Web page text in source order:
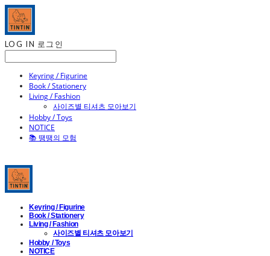
LOG IN 로그인
Keyring / Figurine
Book / Stationery
Living / Fashion
사이즈별 티셔츠 모아보기
Hobby / Toys
NOTICE
📚 땡땡의 모험
Keyring / Figurine
Book / Stationery
Living / Fashion
사이즈별 티셔츠 모아보기
Hobby / Toys
NOTICE